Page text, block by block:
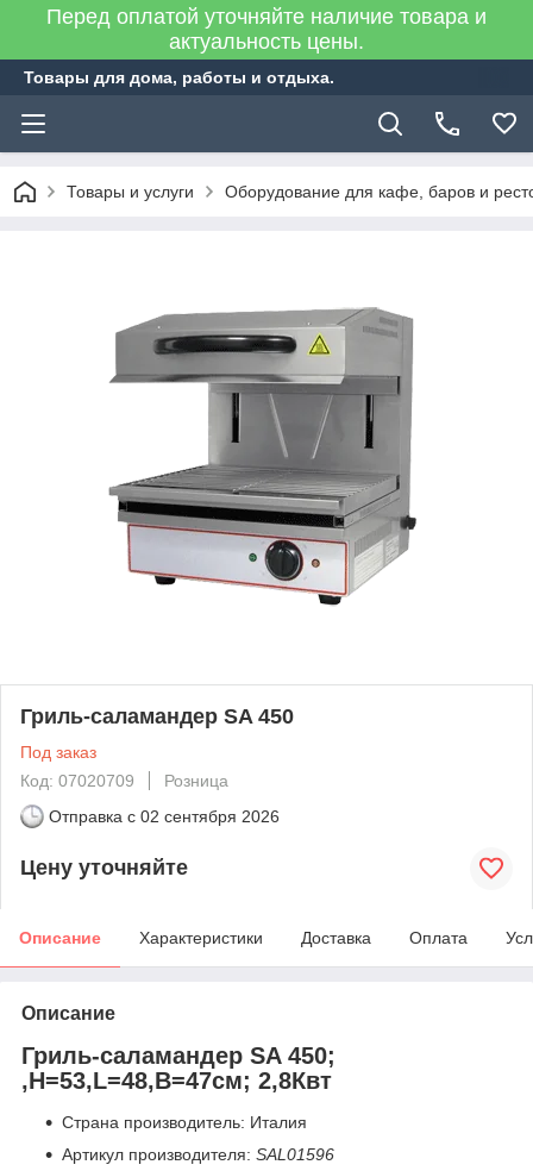
Перед оплатой уточняйте наличие товара и
актуальность цены.
Товары для дома, работы и отдыха.
Товары и услуги Оборудование для кафе, баров и
Гриль-саламандер SA 450
Под заказ
Код: 07020709
Розница
Отправка с 02 сентября 2026
Цену уточняйте
Описание Характеристики Доставка Оплата
Описание
Гриль-саламандер SA 450;
,H=53,L=48,B=47см; 2,8Квт
Страна производитель: Италия
Артикул производителя: SAL01596